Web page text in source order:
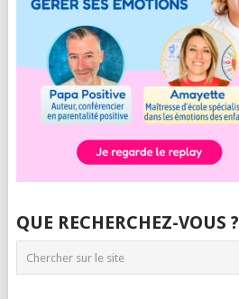
QUE RECHERCHEZ-VOUS ?